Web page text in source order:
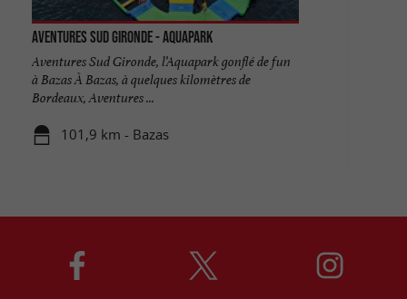
Aventures Sud Gironde - Aquapark
Aventures Sud Gironde, l’Aquapark gonflé de fun
à Bazas À Bazas, à quelques kilomètres de
Bordeaux, Aventures ...
101,9 km - Bazas